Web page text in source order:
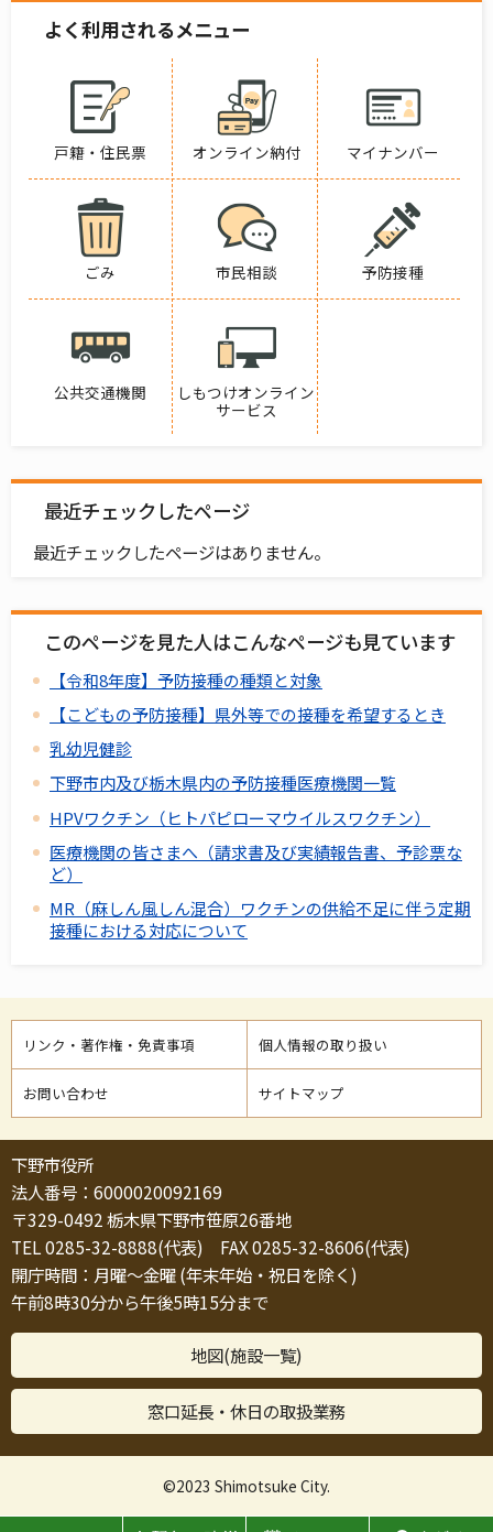
よく利用されるメニュー
戸籍・住民票 オンライン納付 マイナンバー
ごみ 市民相談 予防接種
公共交通機関
しもつけオンライン
サービス
最近チェックしたページ
最近チェックしたページはありません。
このページを見た人はこんなページも見ています
【令和8年度】予防接種の種類と対象
【こどもの予防接種】県外等での接種を希望するとき
乳幼児健診
下野市内及び栃木県内の予防接種医療機関一覧
HPVワクチン（ヒトパピローマウイルスワクチン）
医療機関の皆さまへ（請求書及び実績報告書、予診票な
ど）
MR（麻しん風しん混合）ワクチンの供給不足に伴う定期
接種における対応について
リンク・著作権・免責事項 個人情報の取り扱い
お問い合わせ サイトマップ
下野市役所
法人番号：6000020092169
〒329-0492 栃木県下野市笹原26番地
TEL 0285-32-8888(代表) FAX 0285-32-8606(代表)
開庁時間：月曜～金曜 (年末年始・祝日を除く)
午前8時30分から午後5時15分まで
地図(施設一覧)
窓口延長・休日の取扱業務
©2023 Shimotsuke City.